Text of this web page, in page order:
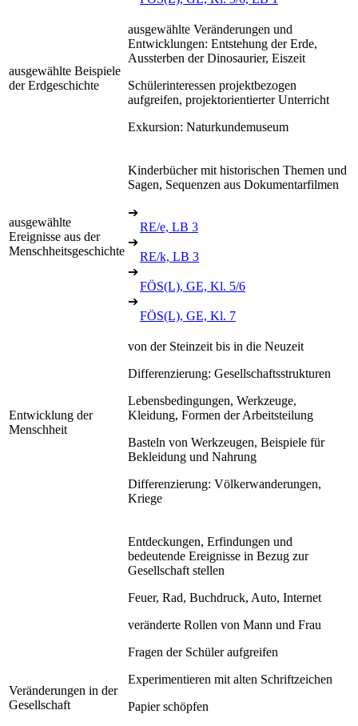
ausgewählte Beispiele
der Erdgeschichte
ausgewählte Veränderungen und
Entwicklungen: Entstehung der Erde,
Aussterben der Dinosaurier, Eiszeit
Schülerinteressen projektbezogen
aufgreifen, projektorientierter Unterricht
Exkursion: Naturkundemuseum
ausgewählte
Ereignisse aus der
Menschheitsgeschichte
Kinderbücher mit historischen Themen und
Sagen, Sequenzen aus Dokumentarfilmen
➔
RE/e, LB 3
➔
RE/k, LB 3
➔
FÖS(L), GE, Kl. 5/6
➔
FÖS(L), GE, Kl. 7
Entwicklung der
Menschheit
von der Steinzeit bis in die Neuzeit
Differenzierung: Gesellschaftsstrukturen
Lebensbedingungen, Werkzeuge,
Kleidung, Formen der Arbeitsteilung
Basteln von Werkzeugen, Beispiele für
Bekleidung und Nahrung
Differenzierung: Völkerwanderungen,
Kriege
Veränderungen in der
Gesellschaft
Entdeckungen, Erfindungen und
bedeutende Ereignisse in Bezug zur
Gesellschaft stellen
Feuer, Rad, Buchdruck, Auto, Internet
veränderte Rollen von Mann und Frau
Fragen der Schüler aufgreifen
Experimentieren mit alten Schriftzeichen
Papier schöpfen